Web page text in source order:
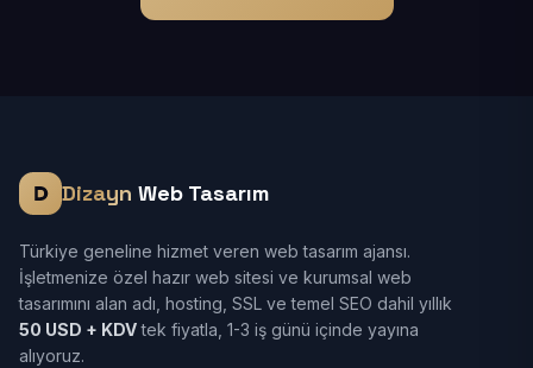
Dizayn Web Tasarım
Türkiye geneline hizmet veren web tasarım ajansı.
İşletmenize özel hazır web sitesi ve kurumsal web
tasarımını alan adı, hosting, SSL ve temel SEO dahil yıllık
50 USD + KDVtek fiyatla, 1-3 iş günü içinde yayına
alıyoruz.